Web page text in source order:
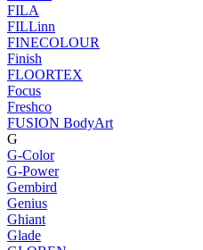
FILA
FILLinn
FINECOLOUR
Finish
FLOORTEX
Focus
Freshco
FUSION BodyArt
G
G-Color
G-Power
Gembird
Genius
Ghiant
Glade